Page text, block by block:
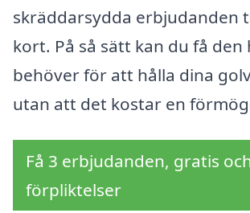
skräddarsydda erbjudanden
kort. På så sätt kan du få den
behöver för att hålla dina
utan att det kostar en
Få 3 erbjudanden, gratis
förpliktelser